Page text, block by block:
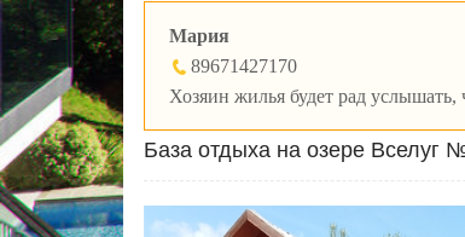
Мария
89671427170
Хозяин жилья будет рад
База отдыха на озере Вселуг